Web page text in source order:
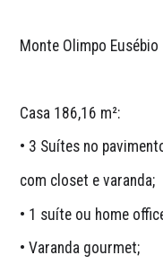
Monte Olimpo Eusébio
Casa 186,16 m²:
• 3 Suítes no
com closet e varanda;
• 1 suíte ou home
• Varanda gourmet;